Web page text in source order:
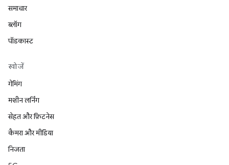
समाचार
ब्लॉग
पॉडकास्ट
खोजें
गेमिंग
मशीन लर्निंग
सेहत और फ़िटनेस
कैमरा और मीडिया
निजता